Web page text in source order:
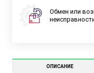
Обмен или
ОПИСАНИЕ